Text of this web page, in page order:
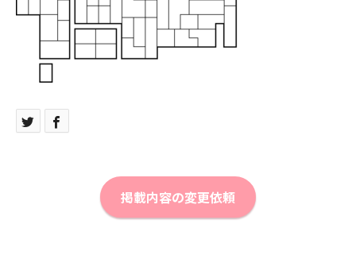
掲載内容の変更依頼